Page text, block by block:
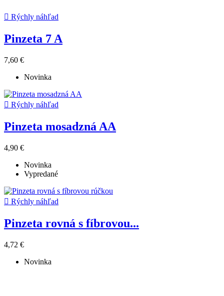
 Rýchly náhľad
Pinzeta 7 A
7,60 €
Novinka
 Rýchly náhľad
Pinzeta mosadzná AA
4,90 €
Novinka
Vypredané
 Rýchly náhľad
Pinzeta rovná s fíbrovou...
4,72 €
Novinka